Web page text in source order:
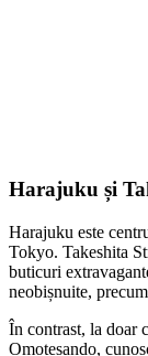
Harajuku și
Harajuku este
Tokyo. Takeshita
buticuri
neobișnuite,
În contrast, la doar
Omotesando,